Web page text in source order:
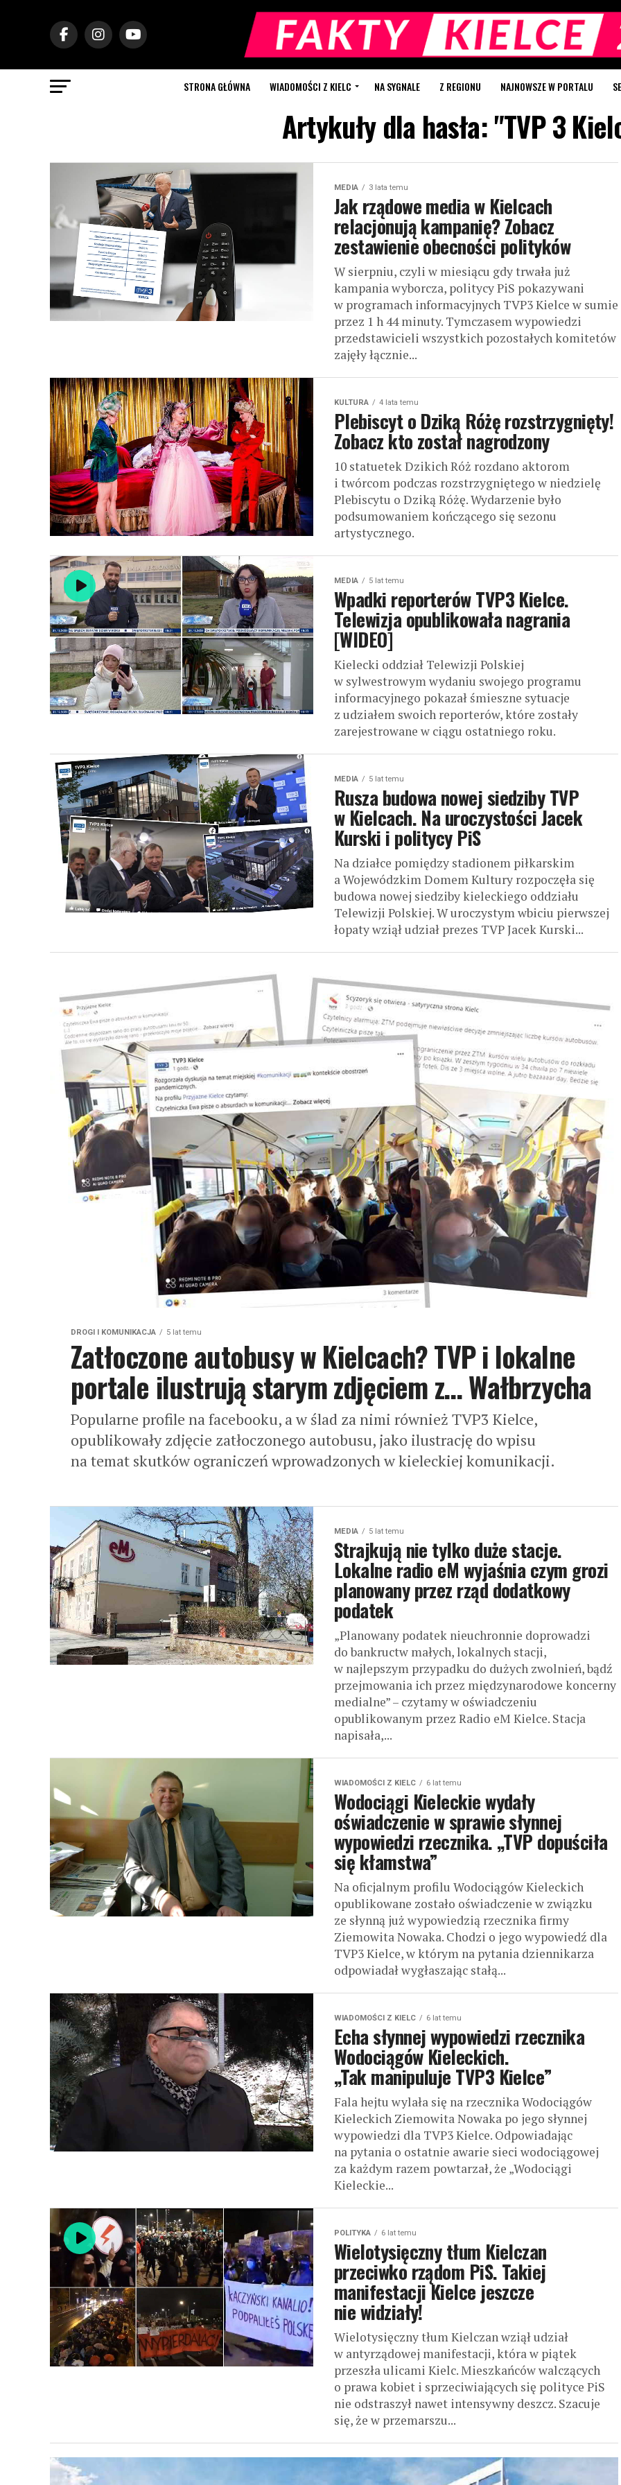
STRONA GŁÓWNA WIADOMOŚCI Z KIELC NA SYGNALE Z REGIONU NAJNOWSZE W PORTALU
Artykuły dla hasła: "TVP 3
MEDIA 3 lata temu
Jak rządowe media w Kielcach
relacjonują kampanię? Zobacz
zestawienie obecności polityków
W sierpniu, czyli w miesiącu gdy trwała już
kampania wyborcza, politycy PiS pokazywani
w programach informacyjnych TVP3 Kielce w sumie
przez 1 h 44 minuty. Tymczasem wypowiedzi
przedstawicieli wszystkich pozostałych komitetów
zajęły łącznie...
KULTURA 4 lata temu
Plebiscyt o Dziką Różę rozstrzygnięty!
Zobacz kto został nagrodzony
10 statuetek Dzikich Róż rozdano aktorom
i twórcom podczas rozstrzygniętego w niedzielę
Plebiscytu o Dziką Różę. Wydarzenie było
podsumowaniem kończącego się sezonu
artystycznego.
MEDIA 5 lat temu
Wpadki reporterów TVP3 Kielce.
Telewizja opublikowała nagrania
[WIDEO]
Kielecki oddział Telewizji Polskiej
w sylwestrowym wydaniu swojego programu
informacyjnego pokazał śmieszne sytuacje
z udziałem swoich reporterów, które zostały
zarejestrowane w ciągu ostatniego roku.
MEDIA 5 lat temu
Rusza budowa nowej siedziby TVP
w Kielcach. Na uroczystości Jacek
Kurski i politycy PiS
Na działce pomiędzy stadionem piłkarskim
a Wojewódzkim Domem Kultury rozpoczęła się
budowa nowej siedziby kieleckiego oddziału
Telewizji Polskiej. W uroczystym wbiciu pierwszej
łopaty wziął udział prezes TVP Jacek Kurski...
DROGI I KOMUNIKACJA 5 lat temu
Zatłoczone autobusy w Kielcach? TVP i lokalne
portale ilustrują starym zdjęciem z… Wałbrzycha
Popularne profile na facebooku, a w ślad za nimi również TVP3 Kielce,
opublikowały zdjęcie zatłoczonego autobusu, jako ilustrację do wpisu
na temat skutków ograniczeń wprowadzonych w kieleckiej komunikacji.
MEDIA 5 lat temu
Strajkują nie tylko duże stacje.
Lokalne radio eM wyjaśnia czym grozi
planowany przez rząd dodatkowy
podatek
„Planowany podatek nieuchronnie doprowadzi
do bankructw małych, lokalnych stacji,
w najlepszym przypadku do dużych zwolnień, bądź
przejmowania ich przez międzynarodowe koncerny
medialne” – czytamy w oświadczeniu
opublikowanym przez Radio eM Kielce. Stacja
napisała,...
WIADOMOŚCI Z KIELC 6 lat temu
Wodociągi Kieleckie wydały
oświadczenie w sprawie słynnej
wypowiedzi rzecznika. „TVP dopuściła
się kłamstwa”
Na oficjalnym profilu Wodociągów Kieleckich
opublikowane zostało oświadczenie w związku
ze słynną już wypowiedzią rzecznika firmy
Ziemowita Nowaka. Chodzi o jego wypowiedź dla
TVP3 Kielce, w którym na pytania dziennikarza
odpowiadał wygłaszając stałą...
WIADOMOŚCI Z KIELC 6 lat temu
Echa słynnej wypowiedzi rzecznika
Wodociągów Kieleckich.
„Tak manipuluje TVP3 Kielce”
Fala hejtu wylała się na rzecznika Wodociągów
Kieleckich Ziemowita Nowaka po jego słynnej
wypowiedzi dla TVP3 Kielce. Odpowiadając
na pytania o ostatnie awarie sieci wodociągowej
za każdym razem powtarzał, że „Wodociągi
Kieleckie...
POLITYKA 6 lat temu
Wielotysięczny tłum Kielczan
przeciwko rządom PiS. Takiej
manifestacji Kielce jeszcze
nie widziały!
Wielotysięczny tłum Kielczan wziął udział
w antyrządowej manifestacji, która w piątek
przeszła ulicami Kielc. Mieszkańców walczących
o prawa kobiet i sprzeciwiających się polityce PiS
nie odstraszył nawet intensywny deszcz. Szacuje
się, że w przemarszu...